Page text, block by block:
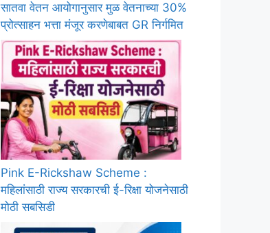
सातवा वेतन आयोगानुसार मुळ वेतनाच्या 30%
प्रोत्साहन भत्ता मंजूर करणेबाबत GR निर्गमित
Pink E-Rickshaw Scheme :
महिलांसाठी राज्य सरकारची ई-रिक्षा योजनेसाठी
मोठी सबसिडी